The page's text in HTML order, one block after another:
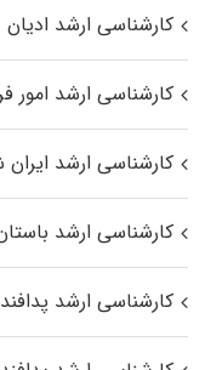
کارشناسی ارشد
کارشناسی ارشد امور
کارشناسی ارشد
کارشناسی ارشد
کارشناسی ارشد